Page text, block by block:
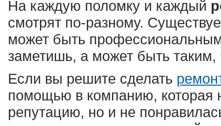
На каждую поломку и каждый
смотрят по-разному.
может быть
заметишь, а может быть
Если вы решите сделать
помощью в компанию, которая
репутацию, но и не